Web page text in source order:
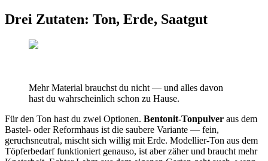
Drei Zutaten: Ton, Erde, Saatgut
Mehr Material brauchst du nicht — und alles davon
hast du wahrscheinlich schon zu Hause.
Für den Ton hast du zwei Optionen. Bentonit-Tonpulver aus dem
Bastel- oder Reformhaus ist die saubere Variante — fein,
geruchsneutral, mischt sich willig mit Erde. Modellier-Ton aus dem
Töpferbedarf funktioniert genauso, ist aber zäher und braucht mehr